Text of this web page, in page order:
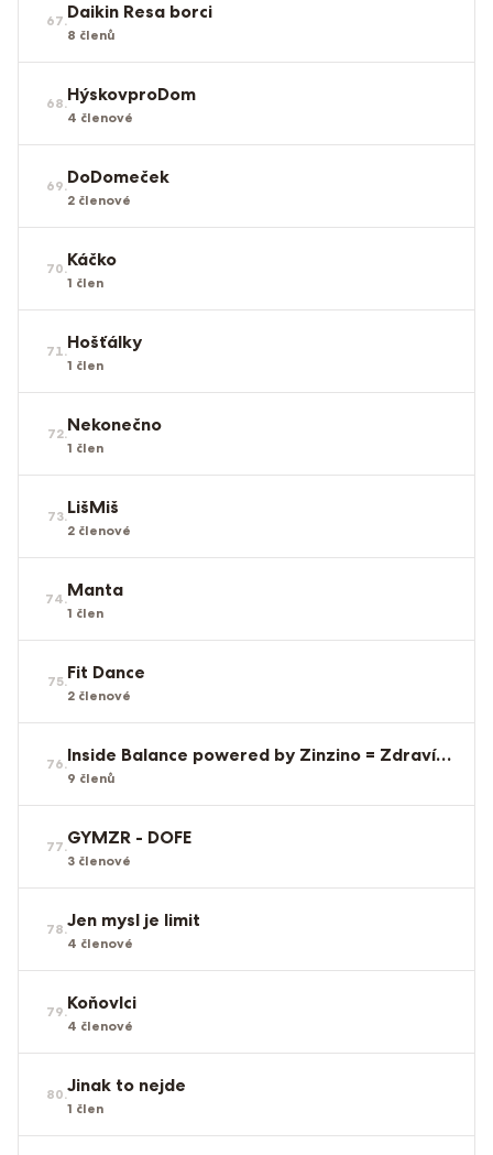
67.Daikin Resa borci
8 členů
68.HýskovproDom
4 členové
69.DoDomeček
2 členové
70.Káčko
1 člen
71.Hošťálky
1 člen
72.Nekonečno
1 člen
73.LišMiš
2 členové
74.Manta
1 člen
75.Fit Dance
2 členové
76. Inside Balance powered by Zinzino = Zdraví zevnitř
9 členů
77.GYMZR - DOFE
3 členové
78.Jen mysl je limit
4 členové
79.Koňovlci
4 členové
80.Jinak to nejde
1 člen